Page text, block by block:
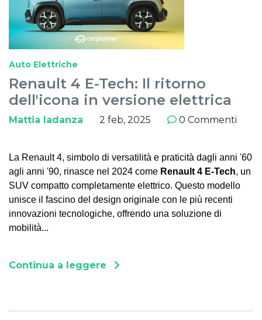
Auto Elettriche
Renault 4 E-Tech: Il ritorno
dell'icona in versione elettrica
Mattia Iadanza 2 feb, 2025 0 Commenti
La Renault 4, simbolo di versatilità e praticità dagli anni '60
agli anni '90, rinasce nel 2024 come Renault 4 E-Tech, un
SUV compatto completamente elettrico. Questo modello
unisce il fascino del design originale con le più recenti
innovazioni tecnologiche, offrendo una soluzione di
mobilità...
Continua a leggere